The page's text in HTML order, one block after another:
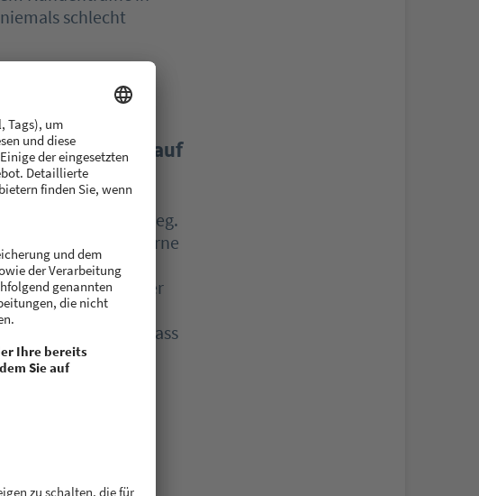
schlecht
gestandenen
r Gründer/in auf
sein, das mal vorweg.
sehe ich gerne
neuer
einen kunden- oder
kaufmännisch-
wünschen, dass
ist mir